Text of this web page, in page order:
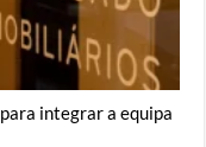
integrar a equipa